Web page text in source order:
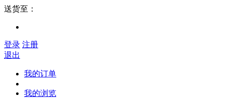
送货至：
登录 注册
退出
我的订单
我的浏览